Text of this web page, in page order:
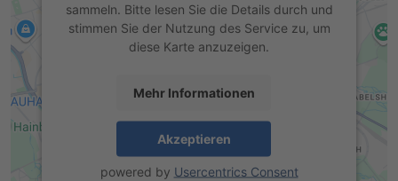
sammeln. Bitte lesen Sie die Details durch und
stimmen Sie der Nutzung des Service zu, um
diese Karte anzuzeigen.
Mehr Informationen
Akzeptieren
powered by Usercentrics Consent